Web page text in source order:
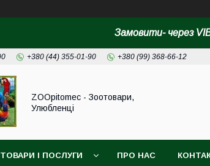
Замовити- через
+380 (44) 355-01-90 +380 (99) 368-66-12
ZOOpitomec - Зоотовари,
Улюбленці
ТОВАРИ І ПОСЛУГИ ПРО НАС